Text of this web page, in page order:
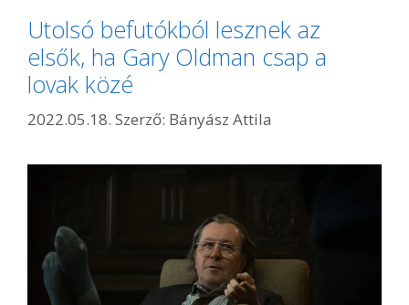
Utolsó befutókból lesznek az
elsők, ha Gary Oldman csap a
lovak közé
2022.05.18. Szerző: Bányász Attila